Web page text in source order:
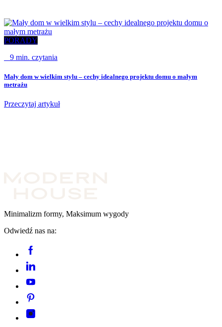
PORADY
9 min. czytania
Mały dom w wielkim stylu – cechy idealnego projektu domu o małym
metrażu
Przeczytaj artykuł
Minimalizm formy, Maksimum wygody
Odwiedź nas na: